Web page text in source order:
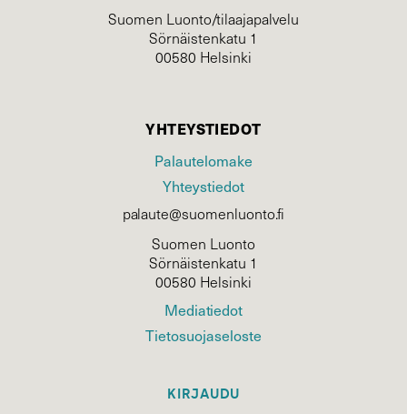
Suomen Luonto/tilaajapalvelu
Sörnäistenkatu 1
00580 Helsinki
YHTEYSTIEDOT
Palautelomake
Yhteystiedot
palaute@suomenluonto.fi
Suomen Luonto
Sörnäistenkatu 1
00580 Helsinki
Mediatiedot
Tietosuojaseloste
KIRJAUDU